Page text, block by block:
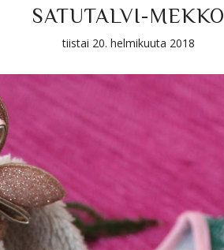
SATUTALVI-MEKKO
tiistai 20. helmikuuta 2018